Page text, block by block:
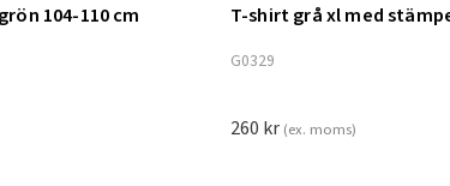
Lägg till i
104-110 cm T-shirt grå xl med
G0329
260 kr (ex. moms)